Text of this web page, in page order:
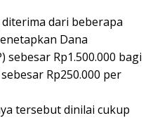
dari beberapa
Dana
sebesar Rp1.500.000 bagi
Rp250.000 per
tersebut dinilai cukup